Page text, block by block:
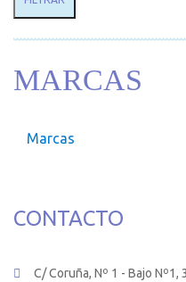
MARCAS
Marcas
CONTACTO
C/ Coruña, Nº 1 - Bajo